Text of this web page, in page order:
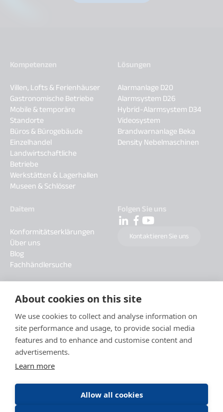
About cookies on this site
We use cookies to collect and analyse information on
site performance and usage, to provide social media
features and to enhance and customise content and
advertisements.
Learn more
Allow all cookies
Kompetenzen
Villen, Lofts & Ferienhäuser
Gastronomische Betriebe
Mobile & temporäre
Standorte
Büros & Bürogebäude
Einzelhandel
Landwirtschaftliche
Betriebe
Werkstätten & Lagerhallen
Museen & Schlösser
Lösungen
Alarmanlage D20
Alarmsystem D26
Hybrid-Alarmsystem D34
Videosystem
Brandwarnanlage Beka
Density Nebelmaschinen
Daitem
Konformitätserklärungen
Über uns
Blog
Fachhändlersuche
Folgen Sie uns
Kontaktieren Sie uns